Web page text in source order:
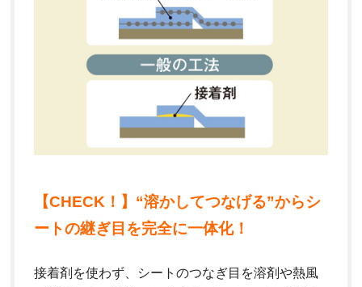
【CHECK！】“溶かしてつなげる”からシ
ートの継ぎ目を完全に一体化！
接着剤を使わず、シートのつなぎ目を溶剤や熱風